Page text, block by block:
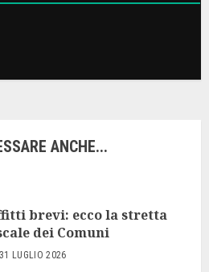
ANCHE...
brevi: ecco la stretta
dei Comuni
31 LUGLIO 2026